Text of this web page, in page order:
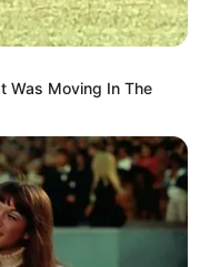
Was Moving In The